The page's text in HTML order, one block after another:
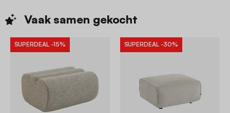
Vaak samen gekocht
SUPERDEAL -15% SUPERDEAL -30%